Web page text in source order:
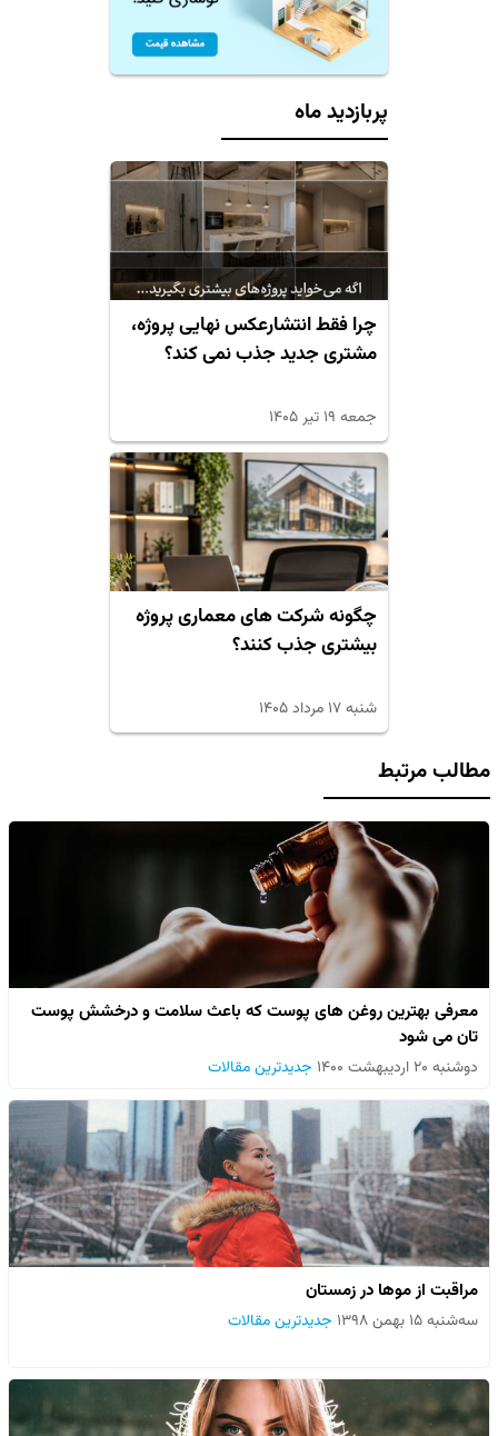
پربازدید ماه
چرا فقط انتشارعکس نهایی پروژه،
مشتری جدید جذب نمی کند؟
جمعه ۱۹ تیر ۱۴۰۵
چگونه شرکت های معماری پروژه
بیشتری جذب کنند؟
شنبه ۱۷ مرداد ۱۴۰۵
مطالب مرتبط
معرفی بهترین روغن های پوست که باعث سلامت و درخشش پوست
تان می شود
دوشنبه ۲۰ اردیبهشت ۱۴۰۰ جدیدترین مقالات
مراقبت از موها در زمستان
سه‌شنبه ۱۵ بهمن ۱۳۹۸ جدیدترین مقالات